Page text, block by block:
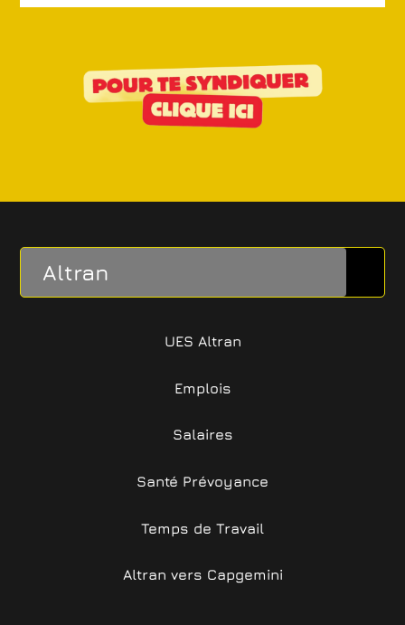
Altran
UES Altran
Emplois
Salaires
Santé Prévoyance
Temps de Travail
Altran vers Capgemini